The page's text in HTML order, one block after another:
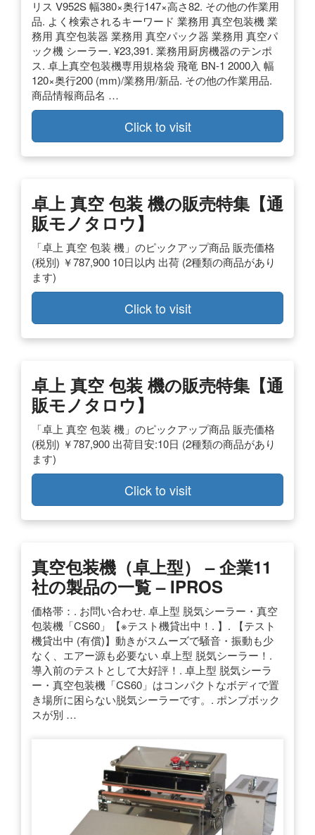
リス V952S 幅380×奥行147×高さ82. その他の作業用
品. よく検索されるキーワード 業務用 真空包装機 業
務用 真空包装器 業務用 真空パック器 業務用 真空パ
ック機 シーラー. ¥23,391. 業務用厨房機器のテンポ
ス. 卓上真空包装機専用規格袋 飛竜 BN-1 2000入 幅
120×奥行200 (mm)/業務用/新品. その他の作業用品.
商品情報商品名 …
Click to visit
卓上 真空 包装 機の販売特集【通
販モノタロウ】
「卓上 真空 包装 機」のピックアップ商品 販売価格
(税別) ￥787,900 10日以内 出荷 (2種類の商品があり
ます)
Click to visit
卓上 真空 包装 機の販売特集【通
販モノタロウ】
「卓上 真空 包装 機」のピックアップ商品 販売価格
(税別) ￥787,900 出荷目安:10日 (2種類の商品があり
ます)
Click to visit
真空包装機（卓上型） – 企業11
社の製品の一覧 – IPROS
価格帯：. お問い合わせ. 卓上型 脱気シーラー・真空
包装機「CS60」【※テスト機貸出中！. 】. 【テスト
機貸出中 (有償)】動きがスムーズで騒音・振動も少
なく、エアー源も必要ない 卓上型 脱気シーラー！.
導入前のテストとして大好評！. 卓上型 脱気シーラ
ー・真空包装機「CS60」はコンパクトなボディで置
き場所に困らない脱気シーラーです。. ポンプボック
スが別 …